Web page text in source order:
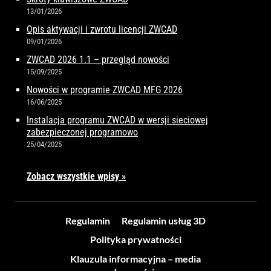
13/01/2026
Opis aktywacji i zwrotu licencji ZWCAD
09/01/2026
ZWCAD 2026 1.1 – przegląd nowości
15/09/2025
Nowości w programie ZWCAD MFG 2026
16/06/2025
Instalacja programu ZWCAD w wersji sieciowej
zabezpieczonej programowo
25/04/2025
Zobacz wszystkie wpisy »
Regulamin
Regulamin usług 3D
Polityka prywatności
Klauzula informacyjna – media